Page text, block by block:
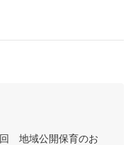
地域公開保育のお